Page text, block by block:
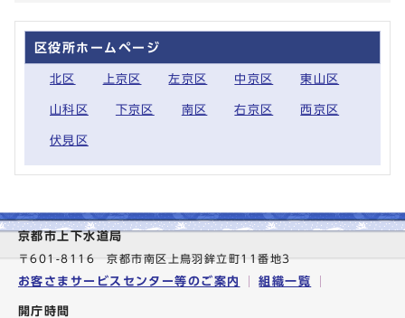
区役所ホームページ
北区 上京区 左京区 中京区 東山区
山科区 下京区 南区 右京区 西京区
伏見区
京都市上下水道局
〒601-8116 京都市南区上鳥羽鉾立町11番地3
お客さまサービスセンター等のご案内 組織一覧
開庁時間